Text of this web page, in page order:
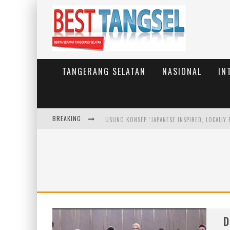
TANGERANG SELATAN NASIONAL
BREAKING